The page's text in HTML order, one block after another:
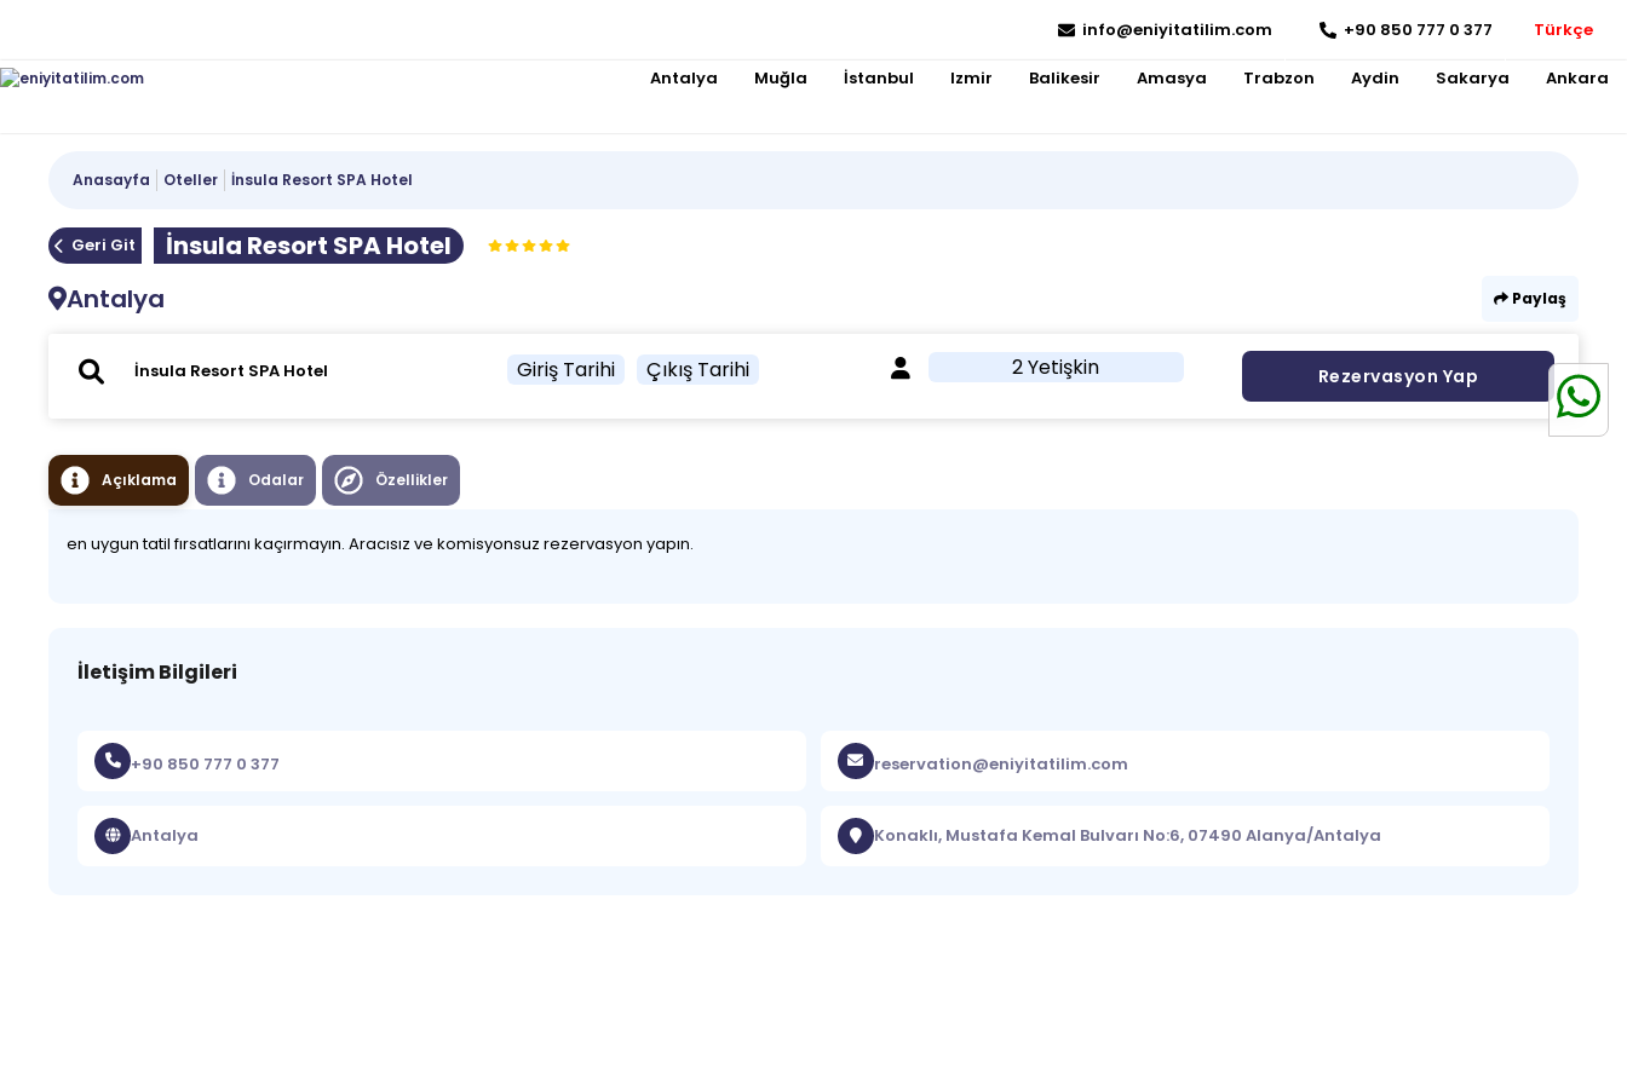
info@eniyitatilim.com +90 850 777 0 377 Türkçe
Antalya Muğla İstanbul Izmir Balikesir Amasya Trabzon Aydin Sakarya Ankara
Anasayfa Oteller İnsula Resort SPA Hotel
Geri Git
İnsula Resort SPA Hotel
Antalya
Paylaş
Giriş Tarihi Çıkış Tarihi 2 Yetişkin Rezervasyon Yap
Açıklama Odalar Özellikler
en uygun tatil fırsatlarını kaçırmayın. Aracısız ve komisyonsuz rezervasyon yapın.
İletişim Bilgileri
+90 850 777 0 377 reservation@eniyitatilim.com
Antalya Konaklı, Mustafa Kemal Bulvarı No:6, 07490 Alanya/Antalya